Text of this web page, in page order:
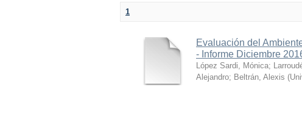
1
Evaluación del
- Informe Diciembre
López Sardi, Mónica;
Alejandro; Beltrán, Alexis (